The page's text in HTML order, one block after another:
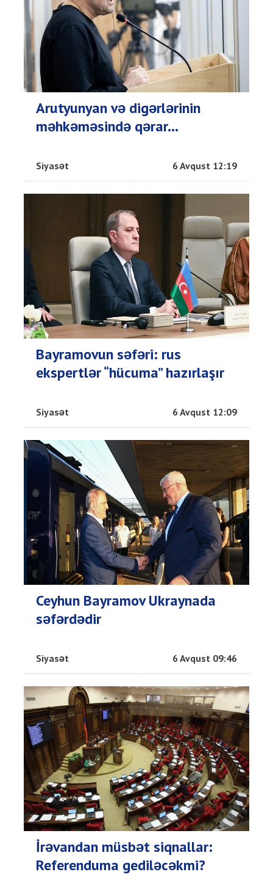
Arutyunyan və digərlərinin
məhkəməsində qərar...
Siyasət 6 Avqust 12:19
Bayramovun səfəri: rus
ekspertlər “hücuma” hazırlaşır
Siyasət 6 Avqust 12:09
Ceyhun Bayramov Ukraynada
səfərdədir
Siyasət 6 Avqust 09:46
İrəvandan müsbət siqnallar:
Referenduma gediləcəkmi?